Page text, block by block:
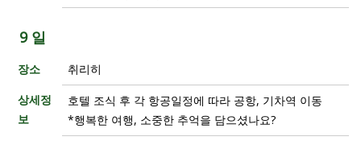
9 일
장소
취리히
상세정
보
호텔 조식 후 각 항공일정에 따라 공항, 기차역 이동
*행복한 여행, 소중한 추억을 담으셨나요?